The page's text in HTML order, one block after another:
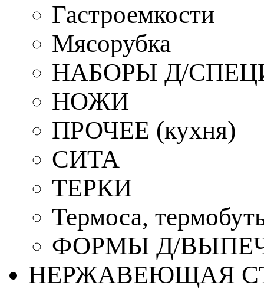
Гастроемкости
Мясорубка
НАБОРЫ Д/
НОЖИ
ПРОЧЕЕ (кухня)
СИТА
ТЕРКИ
Термоса,
ФОРМЫ Д/
НЕРЖАВЕЮЩАЯ